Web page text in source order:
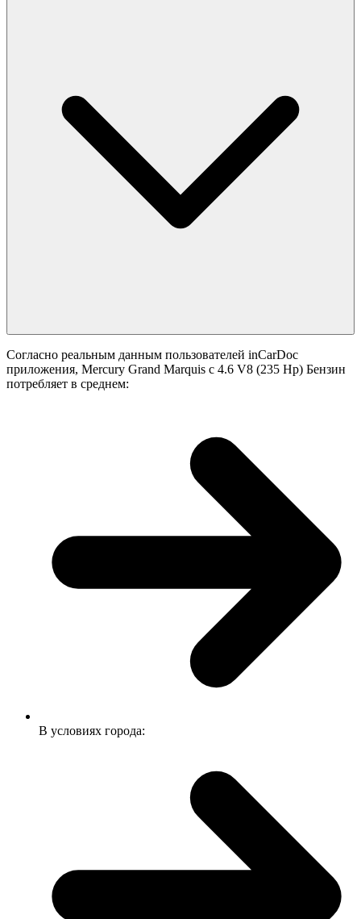
Согласно реальным данным пользователей inCarDoc
приложения, Mercury Grand Marquis с 4.6 V8 (235 Hp) Бензин
потребляет в среднем:
В условиях города: